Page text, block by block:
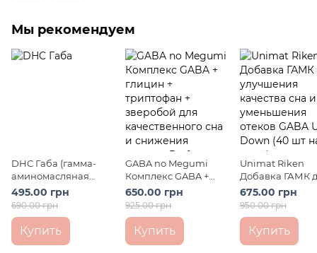
Мы рекомендуем
DHC Габа (гамма-
аминомасляная
кислота) Gaba 30шт
на 30 дней
495.00 грн
690.00 грн
Купить
GABA no Megumi
Комплекс GABA +
глицин + триптофан
+ зверобой для
качественного сна и
снижения стресса
Perfect One 120 шт на
650.00 грн
925.00 грн
Купить
Unimat Riken
Добавка ГАМК
улучшения
сна и
отеков GABA Up
Down (40 шт на
дней)
675.00 грн
950.00 грн
Купить